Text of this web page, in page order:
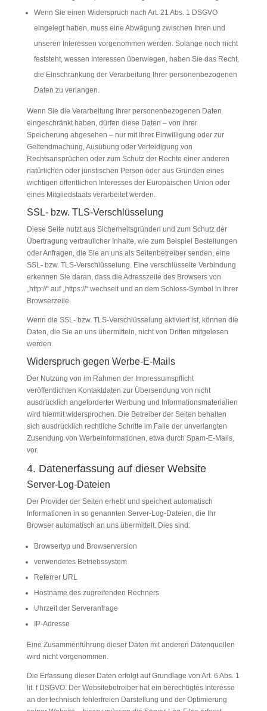
Wenn Sie einen Widerspruch nach Art. 21 Abs. 1 DSGVO
eingelegt haben, muss eine Abwägung zwischen Ihren und
unseren Interessen vorgenommen werden. Solange noch nicht
feststeht, wessen Interessen überwiegen, haben Sie das Recht,
die Einschränkung der Verarbeitung Ihrer personenbezogenen
Daten zu verlangen.
Wenn Sie die Verarbeitung Ihrer personenbezogenen Daten
eingeschränkt haben, dürfen diese Daten – von ihrer
Speicherung abgesehen – nur mit Ihrer Einwilligung oder zur
Geltendmachung, Ausübung oder Verteidigung von
Rechtsansprüchen oder zum Schutz der Rechte einer anderen
natürlichen oder juristischen Person oder aus Gründen eines
wichtigen öffentlichen Interesses der Europäischen Union oder
eines Mitgliedstaats verarbeitet werden.
SSL- bzw. TLS-Verschlüsselung
Diese Seite nutzt aus Sicherheitsgründen und zum Schutz der
Übertragung vertraulicher Inhalte, wie zum Beispiel Bestellungen
oder Anfragen, die Sie an uns als Seitenbetreiber senden, eine
SSL- bzw. TLS-Verschlüsselung. Eine verschlüsselte Verbindung
erkennen Sie daran, dass die Adresszeile des Browsers von
„http://“ auf „https://“ wechselt und an dem Schloss-Symbol in Ihrer
Browserzeile.
Wenn die SSL- bzw. TLS-Verschlüsselung aktiviert ist, können die
Daten, die Sie an uns übermitteln, nicht von Dritten mitgelesen
werden.
Widerspruch gegen Werbe-E-Mails
Der Nutzung von im Rahmen der Impressumspflicht
veröffentlichten Kontaktdaten zur Übersendung von nicht
ausdrücklich angeforderter Werbung und Informationsmaterialien
wird hiermit widersprochen. Die Betreiber der Seiten behalten
sich ausdrücklich rechtliche Schritte im Falle der unverlangten
Zusendung von Werbeinformationen, etwa durch Spam-E-Mails,
vor.
4. Datenerfassung auf dieser Website
Server-Log-Dateien
Der Provider der Seiten erhebt und speichert automatisch
Informationen in so genannten Server-Log-Dateien, die Ihr
Browser automatisch an uns übermittelt. Dies sind:
Browsertyp und Browserversion
verwendetes Betriebssystem
Referrer URL
Hostname des zugreifenden Rechners
Uhrzeit der Serveranfrage
IP-Adresse
Eine Zusammenführung dieser Daten mit anderen Datenquellen
wird nicht vorgenommen.
Die Erfassung dieser Daten erfolgt auf Grundlage von Art. 6 Abs. 1
lit. f DSGVO. Der Websitebetreiber hat ein berechtigtes Interesse
an der technisch fehlerfreien Darstellung und der Optimierung